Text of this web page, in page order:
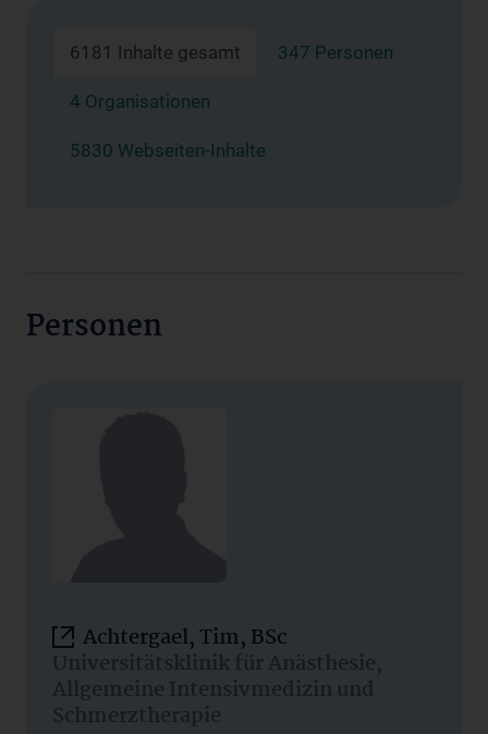
6181 Inhalte gesamt 347 Personen
4 Organisationen
5830 Webseiten-Inhalte
Personen
Achtergael, Tim, BSc
Universitätsklinik für Anästhesie,
Allgemeine Intensivmedizin und
Schmerztherapie